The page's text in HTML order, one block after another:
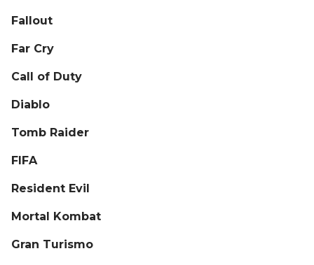
Fallout
Far Cry
Call of Duty
Diablo
Tomb Raider
FIFA
Resident Evil
Mortal Kombat
Gran Turismo